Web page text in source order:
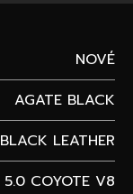
NOVÉ
AGATE BLACK
BLACK LEATHER
5.0 COYOTE V8